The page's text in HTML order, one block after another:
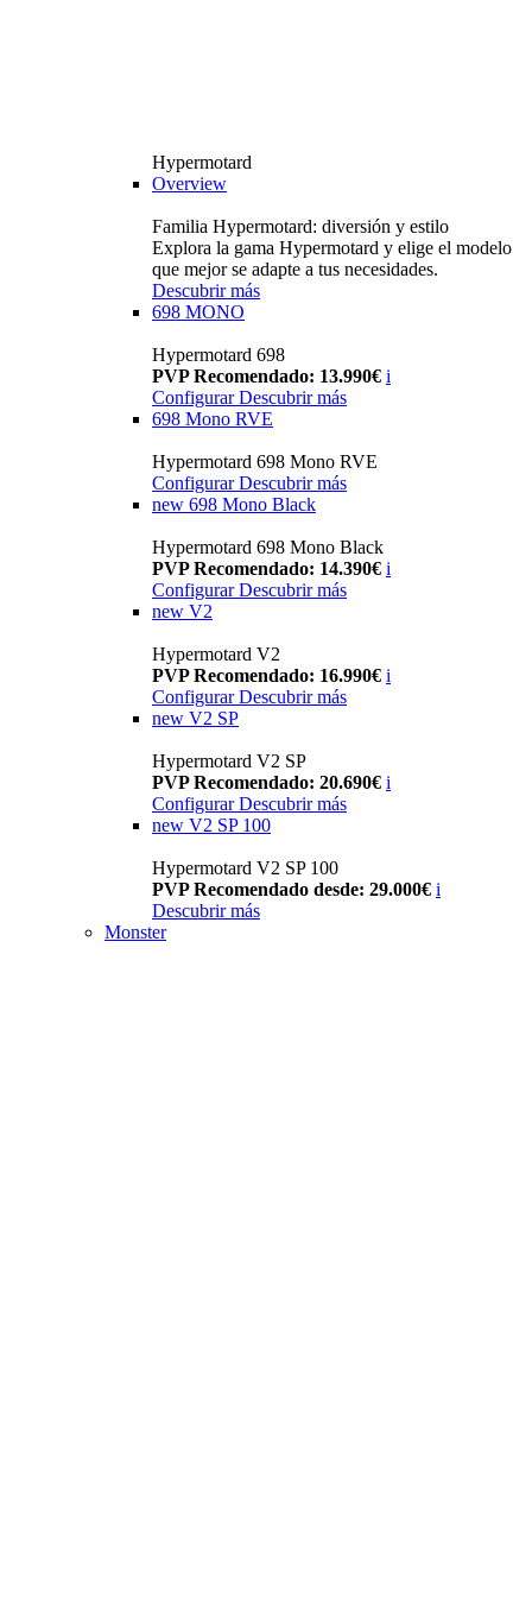
Hypermotard
Overview
Familia Hypermotard: diversión y estilo
Explora la gama Hypermotard y elige el modelo
que mejor se adapte a tus necesidades.
Descubrir más
698 MONO
Hypermotard 698
PVP Recomendado: 13.990€ i
ConfigurarDescubrir más
698 Mono RVE
Hypermotard 698 Mono RVE
Configurar Descubrir más
new 698 Mono Black
Hypermotard 698 Mono Black
PVP Recomendado: 14.390€ i
Configurar Descubrir más
new V2
Hypermotard V2
PVP Recomendado: 16.990€ i
Configurar Descubrir más
new V2 SP
Hypermotard V2 SP
PVP Recomendado: 20.690€ i
Configurar Descubrir más
new V2 SP 100
Hypermotard V2 SP 100
PVP Recomendado desde: 29.000€ i
Descubrir más
Monster